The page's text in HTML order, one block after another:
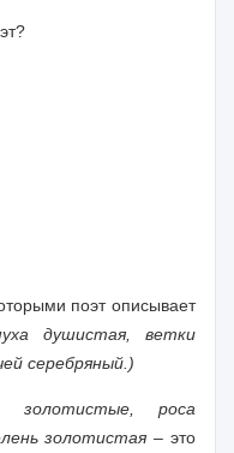
поэт описывает
душистая, ветки
серебряный.)
золотистые, роса
золотистая – это